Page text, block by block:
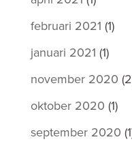
februari 2021 (1)
januari 2021 (1)
november 2020
oktober 2020 (1)
september 2020